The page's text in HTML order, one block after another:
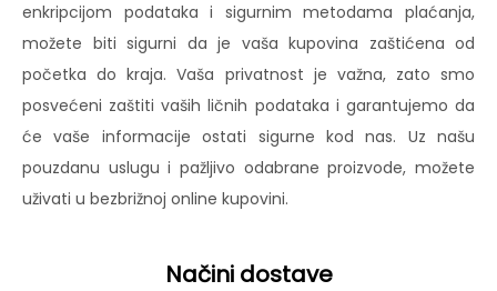
enkripcijom podataka i sigurnim metodama plaćanja,
možete biti sigurni da je vaša kupovina zaštićena od
početka do kraja. Vaša privatnost je važna, zato smo
posvećeni zaštiti vaših ličnih podataka i garantujemo da
će vaše informacije ostati sigurne kod nas. Uz našu
pouzdanu uslugu i pažljivo odabrane proizvode, možete
uživati u bezbrižnoj online kupovini.
Načini dostave